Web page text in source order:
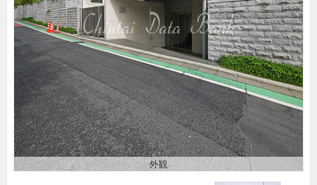
外観